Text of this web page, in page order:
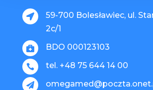

59-700 Bolesławiec, ul.
2c/1
 BDO 000123103
 tel. +48 75 644 14 00
